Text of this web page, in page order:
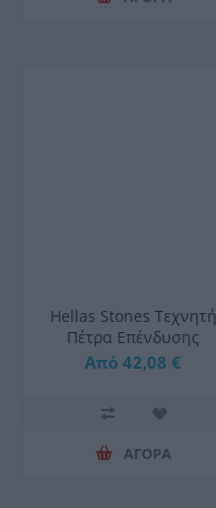
Hellas Stones Τεχνητή
Πέτρα Επένδυσης
Selena Sunny & Corner
Από 42,08 €
ΑΓΟΡΑ